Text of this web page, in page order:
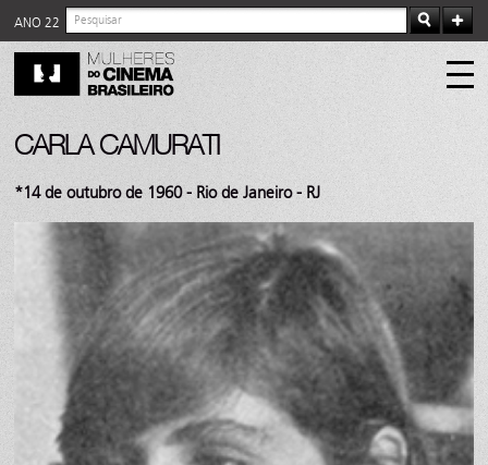
ANO 22
CARLA CAMURATI
*14 de outubro de 1960 - Rio de Janeiro - RJ